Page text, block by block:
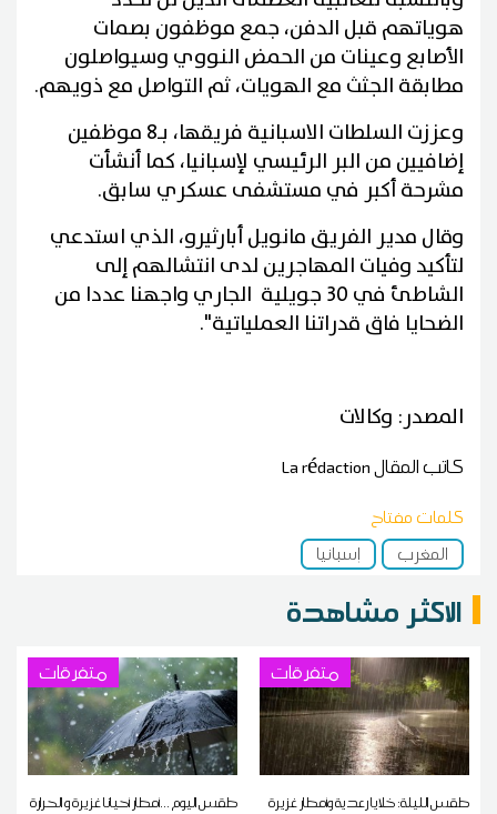
هوياتهم قبل الدفن، جمع موظفون بصمات
الأصابع وعينات من الحمض النووي وسيواصلون
مطابقة الجثث مع الهويات، ثم التواصل مع ذويهم.
وعززت السلطات الاسبانية فريقها، بـ8 موظفين
إضافيين من البر الرئيسي لإسبانيا، كما أنشأت
مشرحة أكبر في مستشفى عسكري سابق.
وقال مدير الفريق مانويل أبارثيرو، الذي استدعي
لتأكيد وفيات المهاجرين لدى انتشالهم إلى
الشاطئ في 30 جويلية الجاري واجهنا عددا من
الضحايا فاق قدراتنا العملياتية".
المصدر: وكالات
كاتب المقالLa rédaction
كلمات مفتاح
المغرب
إسبانيا
الاكثر مشاهدة
متفرقات
طقس الليلة: خلايا رعدية وأمطار غزيرة
متفرقات
طقس اليوم ...أمطار أحيانا غزيرة و الحرارة